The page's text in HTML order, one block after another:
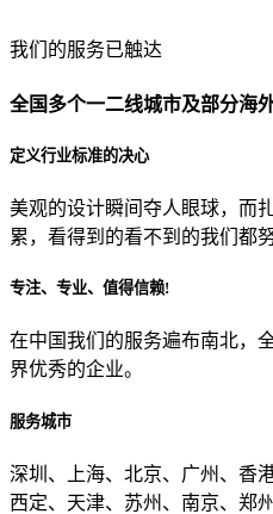
贵公司预算范围是？
贵公司的团队规模是？
目前主要的营销渠道是？
我们的服务已触达
全国多个一二线城市及部分海
定义行业标准的决心
美观的设计瞬间夺人眼球，而
累，看得到的看不到的我们都
专注、专业、值得信赖!
在中国我们的服务遍布南北，
界优秀的企业。
服务城市
深圳、上海、北京、广州、香
西定、天津、苏州、南京、郑